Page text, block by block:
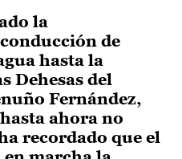
la
de
hasta la
Dehesas del
Fernández,
ahora no
recordado que el